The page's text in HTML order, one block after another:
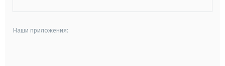
Наши приложения: